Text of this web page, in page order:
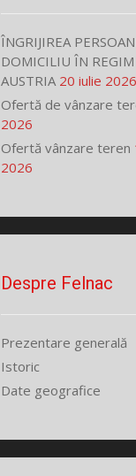
ÎNGRIJIREA
DOMICILIU ÎN
AUSTRIA 20 iulie 2026
Ofertă de vânzare
2026
Ofertă vânzare teren
2026
Despre Felnac
Prezentare generală
Istoric
Date geografice